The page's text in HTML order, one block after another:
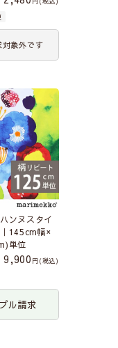
対象外です
ンヌスタイ
145cm幅×
単位
9,900
税込
ル請求